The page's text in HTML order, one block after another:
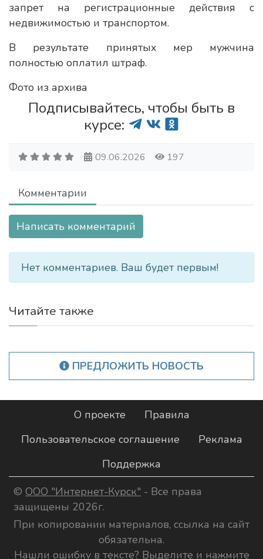
запрет на регистрационные действия с
недвижимостью и транспортом.
В результате принятых мер мужчина
полностью оплатил штраф.
Фото из архива
Подписывайтесь, чтобы быть в
курсе:
09.06.2026 197
Комментарии
Написать комментарий
Нет комментариев. Ваш будет первым!
Читайте также
ПРЕДЛОЖИТЬ НОВОСТЬ
О проекте
Правила
Пользовательское соглашение
Реклама
Поддержка
© ООО "Интернет-Курск" - Все права
защищены 2026г.
При копировании материалов, ссылка на сайт
обязательна.
Нашли ошибку в тексте? Выделите и нажмите